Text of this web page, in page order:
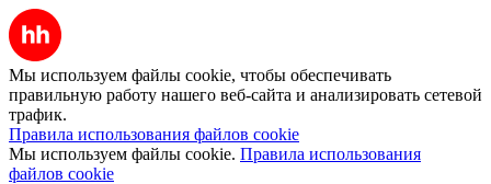
Мы используем файлы cookie, чтобы обеспечивать
правильную работу нашего веб-сайта и анализировать сетевой
трафик.
Правила использования файлов cookie
Мы используем файлы cookie. Правила использования
файлов cookie